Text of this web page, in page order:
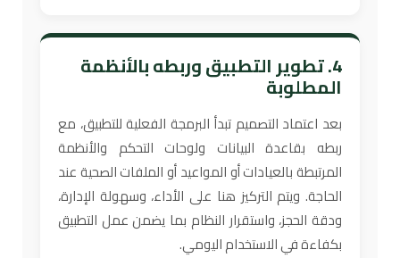
4. تطوير التطبيق وربطه بالأنظمة
المطلوبة
بعد اعتماد التصميم تبدأ البرمجة الفعلية للتطبيق، مع
ربطه بقاعدة البيانات ولوحات التحكم والأنظمة
المرتبطة بالعيادات أو المواعيد أو الملفات الصحية عند
الحاجة. ويتم التركيز هنا على الأداء، وسهولة الإدارة،
ودقة الحجز، واستقرار النظام بما يضمن عمل التطبيق
بكفاءة في الاستخدام اليومي.